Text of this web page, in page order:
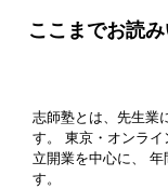
ここまでお読み
志師塾とは、先生業
す。
東京・オンラ
立開業を中心に、
年
す。